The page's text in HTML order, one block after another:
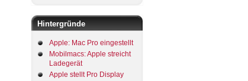
Hintergründe
Apple: Mac Pro eingestellt
Mobilmacs: Apple streicht
Ladegerät
Apple stellt Pro Display